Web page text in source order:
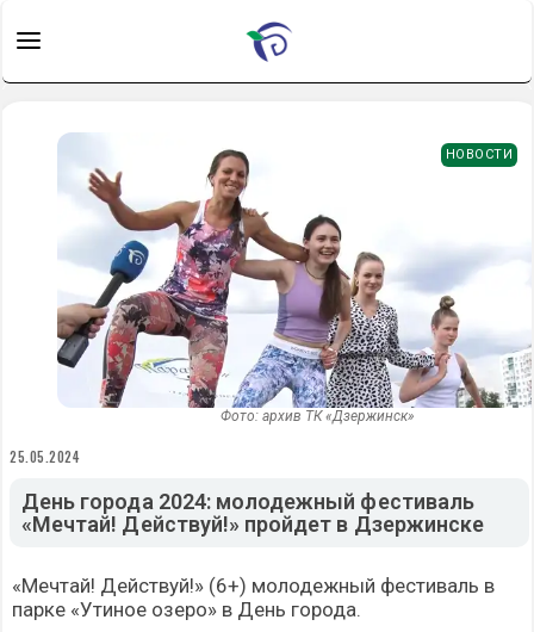
Фото: архив ТК «Дзержинск»
НОВОСТИ
25.05.2024
День города 2024: молодежный фестиваль
«Мечтай! Действуй!» пройдет в Дзержинске
«Мечтай! Действуй!» (6+) молодежный фестиваль в
парке «Утиное озеро» в День города.